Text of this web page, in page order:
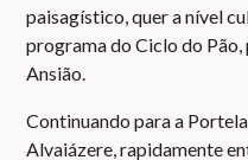
paisagístico, quer a nível
programa do Ciclo do
Ansião.
Continuando para a Portela
Alvaiázere, rapidamente